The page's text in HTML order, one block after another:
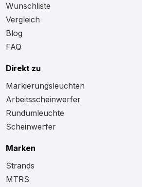
Wunschliste
Vergleich
Blog
FAQ
Direkt zu
Markierungsleuchten
Arbeitsscheinwerfer
Rundumleuchte
Scheinwerfer
Marken
Strands
MTRS